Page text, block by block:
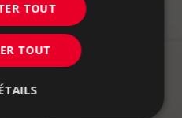
TOUT
TOUT